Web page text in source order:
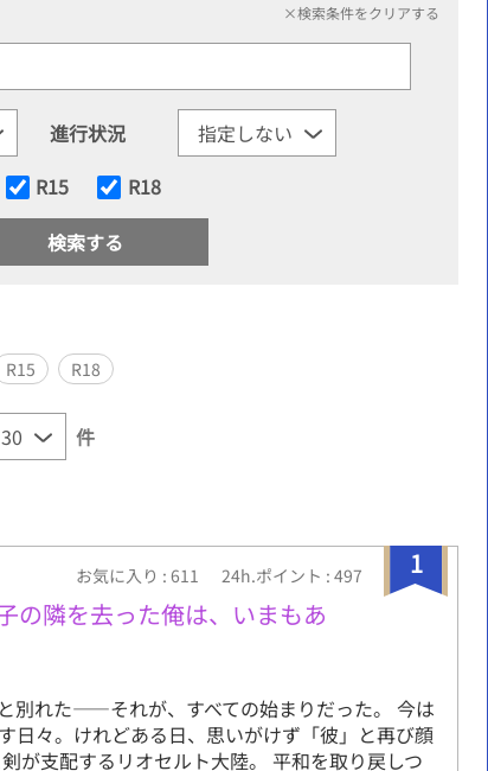
×検索条件をクリアする
進行状況
R15 R18
R15 R18
件
1
お気に入り : 611 24h.ポイント : 497
の隣を去った俺は、いまもあ
別れた――それが、すべての始まりだった。 今は
日々。けれどある日、思いがけず「彼」と再び顔
が支配するリオセルト大陸。 平和を取り戻しつ